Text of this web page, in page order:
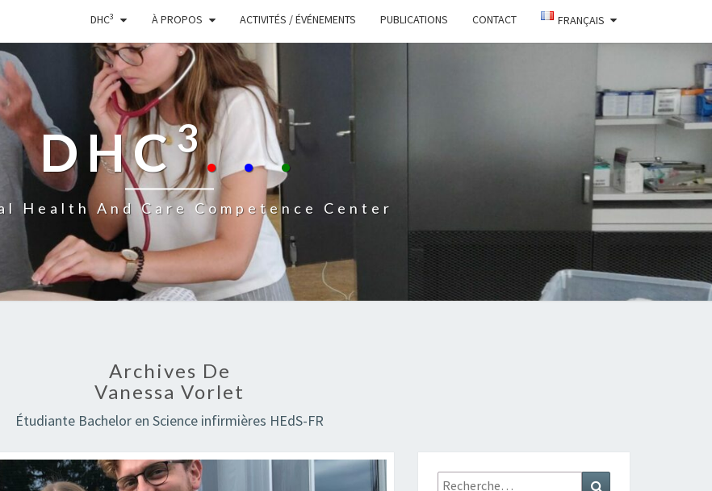
DHC3 À PROPOS ACTIVITÉS / ÉVÉNEMENTS PUBLICATIONS CONTACT FRANÇAIS
DHC3...
Health And Care Competence Center
Archives De
Vanessa Vorlet
Étudiante Bachelor en Science infirmières HEdS-FR
Rechercher :